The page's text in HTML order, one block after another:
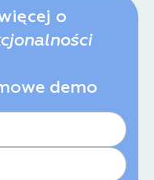
o
demo